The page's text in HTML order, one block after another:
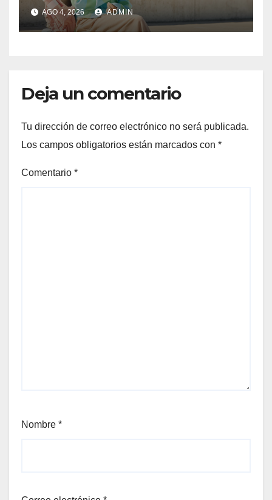
semestre; su negocio se
triplicó en México
AGO 4, 2026 ADMIN
Deja un comentario
Tu dirección de correo electrónico no será publicada.
Los campos obligatorios están marcados con *
Comentario *
Nombre *